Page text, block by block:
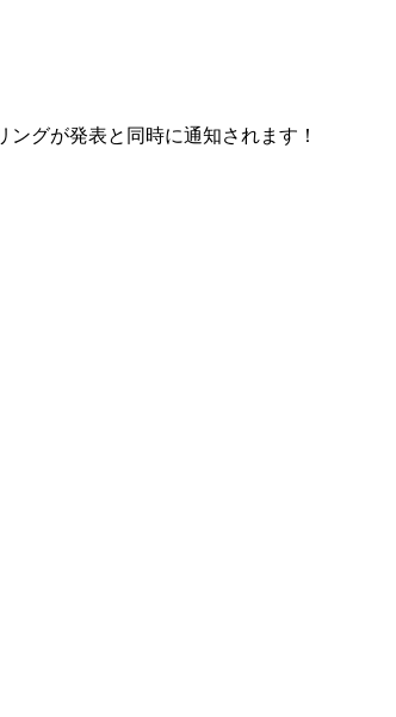
グが発表と同時に通知されます！